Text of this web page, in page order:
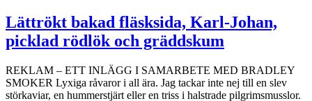
Lättrökt bakad fläsksida, Karl-Johan,
picklad rödlök och gräddskum
REKLAM – ETT INLÄGG I SAMARBETE MED BRADLEY
SMOKER Lyxiga råvaror i all ära. Jag tackar inte nej till en slev
störkaviar, en hummerstjärt eller en triss i halstrade pilgrimsmusslor.